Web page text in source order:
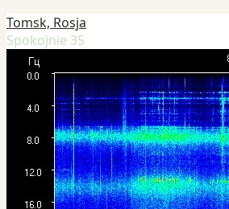
Tomsk, Rosja
Spokojnie 35